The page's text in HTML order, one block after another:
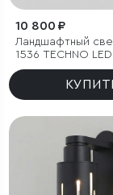
10 800 ₽
Ландшафтный
1536 TECHNO
чёрный IP54